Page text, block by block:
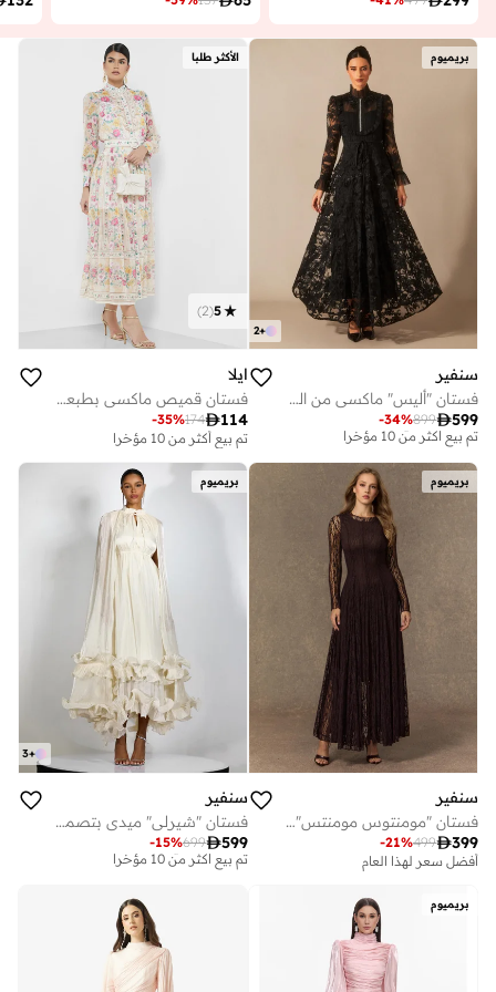
بريميوم
+
2
سنفير
فستان "أليس" ماكسي من الدانتيل بنقشة الزهور وبياقة عالية
599
899
-34%
توصيل مجاني
تم بيع أكثر من 10 مؤخرا
توصيل مجاني
تم بيع أكثر من 10 مؤخرا
الأكثر طلبا
5
(
2
)
ايلا
فستان قميص ماكسي بطبعة الزهور
114
174
-35%
تم بيع أكثر من 10 مؤخرا
بريميوم
سنفير
فستان "مومنتوس مومنتس" ماكسي باللون البني من الدانتيل الشفاف وبتصميم بكسرات
399
499
-21%
أفضل سعر لهذا العام
توصيل مجاني
تم بيع أكثر من 30 مؤخرا
أفضل سعر لهذا العام
توصيل مجاني
بريميوم
+
3
سنفير
فستان "شيرلي" ميدي بتصميم الكاب ومزين بالكشكشة
599
699
-15%
توصيل مجاني
بريميوم